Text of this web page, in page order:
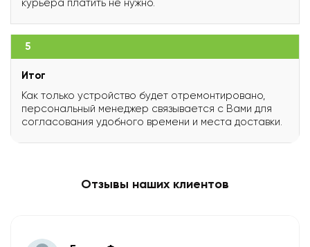
5
Итог
Как только устройство будет отремонтировано,
персональный менеджер связывается с Вами для
согласования удобного времени и места доставки.
Отзывы наших клиентов